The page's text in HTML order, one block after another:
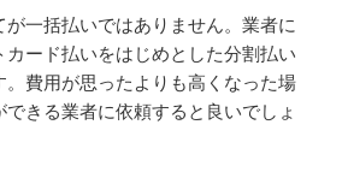
が一括払いではありません。業者に
カード払いをはじめとした分割払い
。費用が思ったよりも高くなった場
きる業者に依頼すると良いでしょ